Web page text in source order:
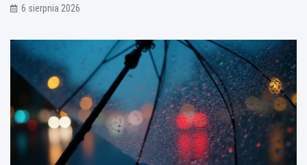
6 sierpnia 2026